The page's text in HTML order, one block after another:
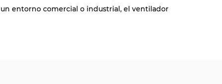
entorno comercial o industrial, el ventilador